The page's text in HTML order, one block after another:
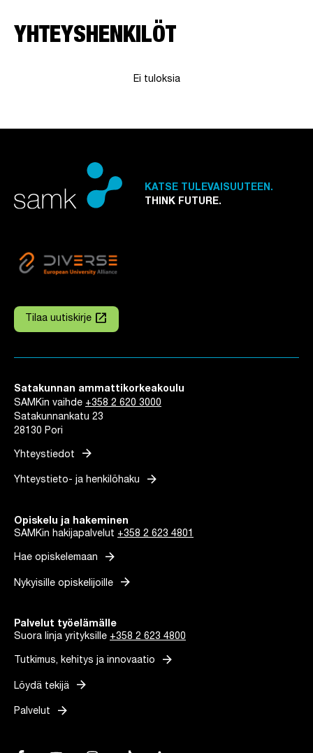
YHTEYSHENKILÖT
Ei tuloksia
KATSE TULEVAISUUTEEN.
THINK FUTURE.
Tilaa uutiskirje
Linkki avautuu uuteen välilehteen
launch
Satakunnan ammattikorkeakoulu
SAMKin vaihde +358 2 620 3000
Satakunnankatu 23
28130 Pori
Yhteystiedot arrow_forward
Yhteystieto- ja henkilöhaku arrow_forward
Opiskelu ja hakeminen
SAMKin hakijapalvelut +358 2 623 4801
Hae opiskelemaan arrow_forward
Nykyisille opiskelijoille arrow_forward
Palvelut työelämälle
Suora linja yrityksille +358 2 623 4800
Tutkimus, kehitys ja innovaatio arrow_forward
Löydä tekijä arrow_forward
Palvelut arrow_forward